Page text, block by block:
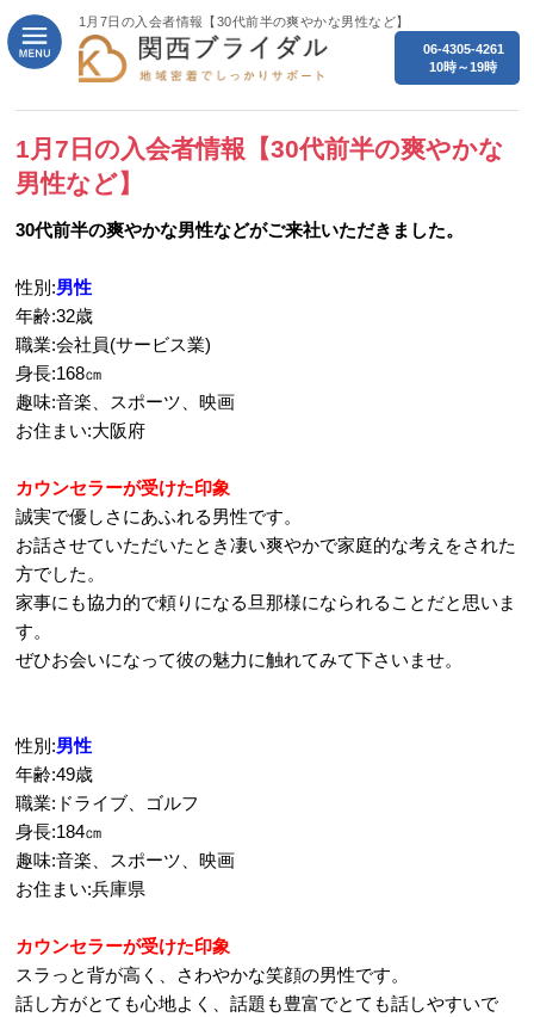
1月7日の入会者情報【30代前半の爽やかな男性など】
06-4305-4261
10時～19時
1月7日の入会者情報【30代前半の爽やかな
男性など】
30代前半の爽やかな男性などがご来社いただきました。
性別:男性
年齢:32歳
職業:会社員(サービス業)
身長:168㎝
趣味:音楽、スポーツ、映画
お住まい:大阪府
カウンセラーが受けた印象
誠実で優しさにあふれる男性です。
お話させていただいたとき凄い爽やかで家庭的な考えをされた
方でした。
家事にも協力的で頼りになる旦那様になられることだと思いま
す。
ぜひお会いになって彼の魅力に触れてみて下さいませ。
性別:男性
年齢:49歳
職業:ドライブ、ゴルフ
身長:184㎝
趣味:音楽、スポーツ、映画
お住まい:兵庫県
カウンセラーが受けた印象
スラっと背が高く、さわやかな笑顔の男性です。
話し方がとても心地よく、話題も豊富でとても話しやすいで